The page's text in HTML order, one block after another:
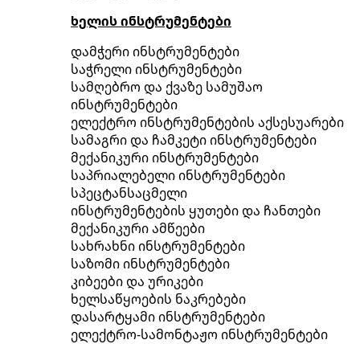
ხელის ინსტრუმენტები
დამჭერი ინსტრუმენტები
საჭრელი ინსტრუმენტები
სამღებრო და ქვაზე სამუშაო
ინსტრუმენტები
ელექტრო ინსტრუმენტების აქსესუარები
სამაგრი და ჩამკეტი ინსტრუმენტები
მექანიკური ინსტრუმენტები
საპრიალებელი ინსტრუმენტები
სპეცტანსაცმელი
ინსტრუმენტების ყუთები და ჩანთები
მექანიკური ამწეები
სახრახნი ინსტრუმენტები
საზომი ინსტრუმენტები
კიბეები და ურიკები
ხელსაწყოების ნაკრებები
დასარტყამი ინსტრუმენტები
ელექტრო-სამონტაჟო ინსტრუმენტები